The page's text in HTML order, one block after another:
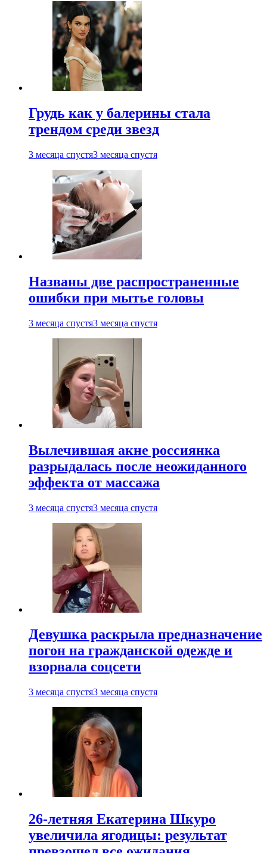
Грудь как у балерины стала
трендом среди звезд
3 месяца спустя3 месяца спустя
Названы две распространенные
ошибки при мытье головы
3 месяца спустя3 месяца спустя
Вылечившая акне россиянка
разрыдалась после неожиданного
эффекта от массажа
3 месяца спустя3 месяца спустя
Девушка раскрыла предназначение
погон на гражданской одежде и
взорвала соцсети
3 месяца спустя3 месяца спустя
26-летняя Екатерина Шкуро
увеличила ягодицы: результат